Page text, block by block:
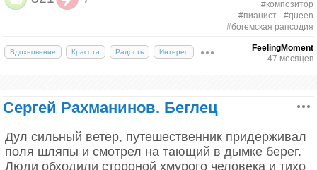
статусе главного советского композитора и
человека с достатком: как писал он сам, изрядную
посредственной музыки к пафосным кинофильмам
— зато денег теперь было в избытке. Он позволил
себе автомобиль, правда, лишь «Волгу», а не
такой желанный «Мерседес»: шлейф от «сумбура»
тянулся и после смерти Сталина.
Гёте, когда тому было 14 лет. Как-то после
выступления Моцарта мальчик подошёл к
композитору выразить восхищение его игрой. Он
также отметил, что ему самому так никогда не
научиться и в его голову приходят только стихи.
Им то и был юный Гёте.
У Моцарта было отличное чувство юмора.
Однажды его разыграл приятель: прислал
Вольфгангу огромную посылку, в которой была
лишь надпись: «Дорогой Вольфганг! Я жив и
#композитор
#пианист
#queen
#богемская рапсодия
Вдохновение Красота Радость Интерес
FeelingMoment
47 месяцев
Сергей Рахманинов. Беглец
Дул сильный ветер, путешественник придерживал
поля шляпы и смотрел на тающий в дымке берег.
Люди обходили стороной хмурого человека и тихо